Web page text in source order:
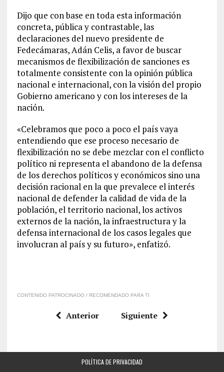
Dijo que con base en toda esta información
concreta, pública y contrastable, las
declaraciones del nuevo presidente de
Fedecámaras, Adán Celis, a favor de buscar
mecanismos de flexibilización de sanciones es
totalmente consistente con la opinión pública
nacional e internacional, con la visión del propio
Gobierno americano y con los intereses de la
nación.
«Celebramos que poco a poco el país vaya
entendiendo que ese proceso necesario de
flexibilización no se debe mezclar con el conflicto
político ni representa el abandono de la defensa
de los derechos políticos y económicos sino una
decisión racional en la que prevalece el interés
nacional de defender la calidad de vida de la
población, el territorio nacional, los activos
externos de la nación, la infraestructura y la
defensa internacional de los casos legales que
involucran al país y su futuro», enfatizó.
CONTENIDO PATROCINADO / RECOMENDADO PARA TI
Anterior Siguiente
POLÍTICA DE PRIVACIDAD